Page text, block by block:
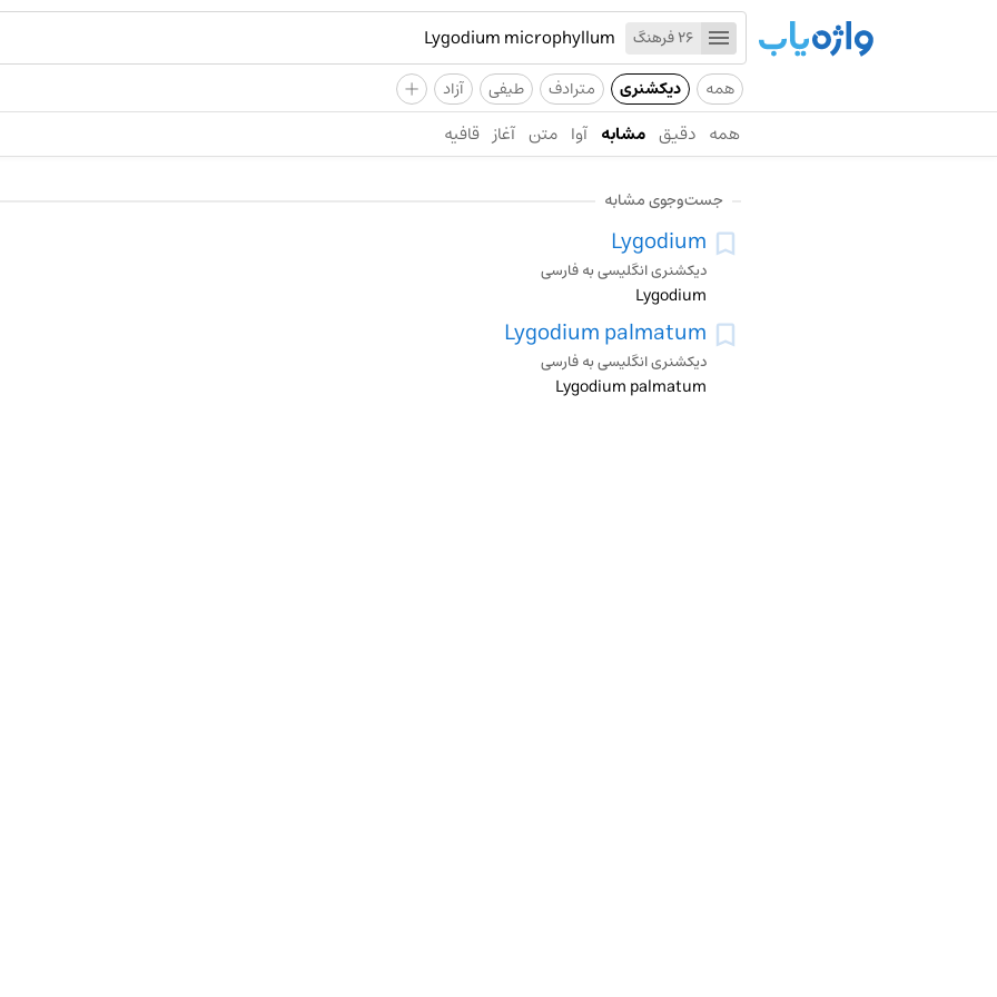
26 فرهنگ
همه دیکشنری مترادف طیفی آزاد +
همه دقیق مشابه آوا متن آغاز قافیه
جست‌وجوی مشابه
Lygodium
دیکشنری انگلیسی به فارسی
Lygodium
Lygodium palmatum
دیکشنری انگلیسی به فارسی
Lygodium palmatum